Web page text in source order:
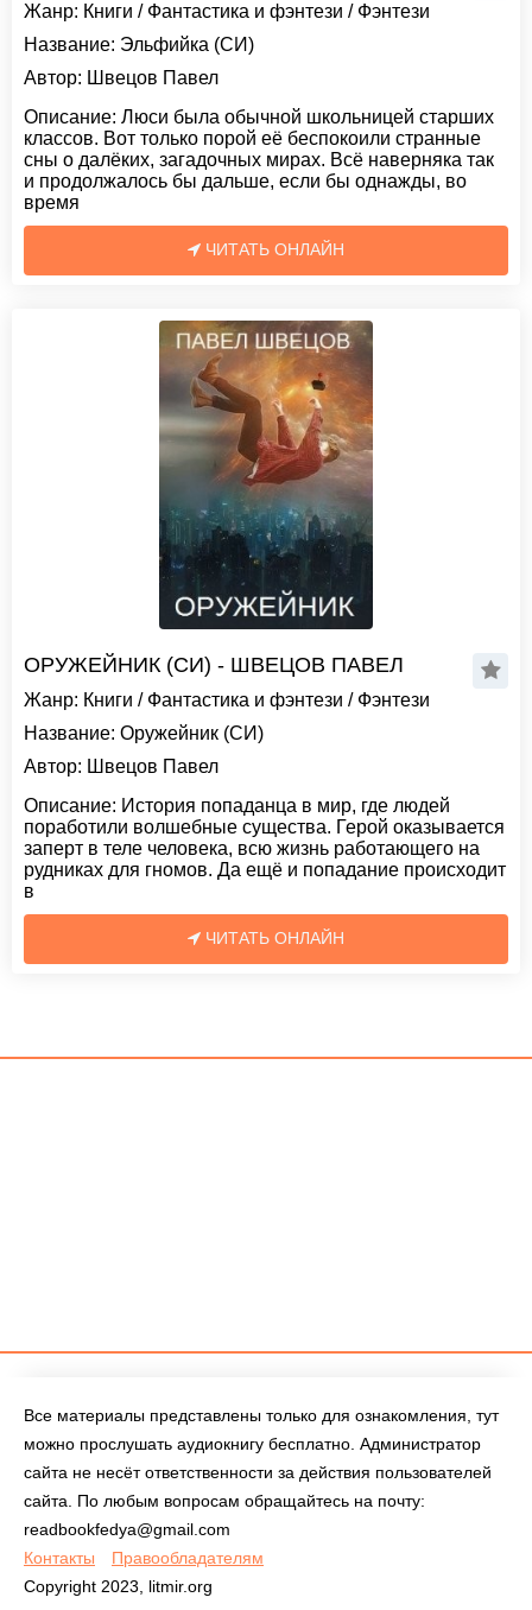
Жанр: Книги / Фантастика и фэнтези / Фэнтези
Название: Эльфийка (СИ)
Автор: Швецов Павел
Описание: Люси была обычной школьницей старших
классов. Вот только порой её беспокоили странные
сны о далёких, загадочных мирах. Всё наверняка так
и продолжалось бы дальше, если бы однажды, во
время
ЧИТАТЬ ОНЛАЙН
ОРУЖЕЙНИК (СИ) - ШВЕЦОВ ПАВЕЛ
Жанр: Книги / Фантастика и фэнтези / Фэнтези
Название: Оружейник (СИ)
Автор: Швецов Павел
Описание: История попаданца в мир, где людей
поработили волшебные существа. Герой оказывается
заперт в теле человека, всю жизнь работающего на
рудниках для гномов. Да ещё и попадание происходит
в
ЧИТАТЬ ОНЛАЙН
Все материалы представлены только для ознакомления, тут
можно прослушать аудиокнигу бесплатно. Администратор
сайта не несёт ответственности за действия пользователей
сайта. По любым вопросам обращайтесь на почту:
readbookfedya@gmail.com
Контакты
Правообладателям
Copyright 2023, litmir.org